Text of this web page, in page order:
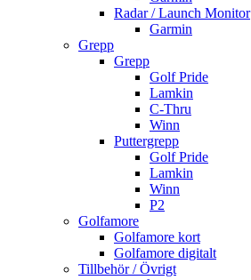
Radar / Launch Monitor
Garmin
Grepp
Grepp
Golf Pride
Lamkin
C-Thru
Winn
Puttergrepp
Golf Pride
Lamkin
Winn
P2
Golfamore
Golfamore kort
Golfamore digitalt
Tillbehör / Övrigt